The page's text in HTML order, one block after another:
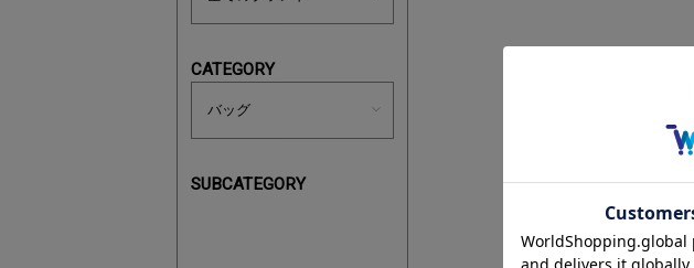
CATEGORY
SUBCATEGORY